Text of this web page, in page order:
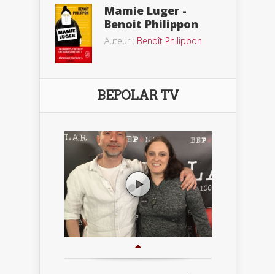
Mamie Luger -
Benoit Philippon
Auteur : Benoît Philippon
BEPOLAR TV